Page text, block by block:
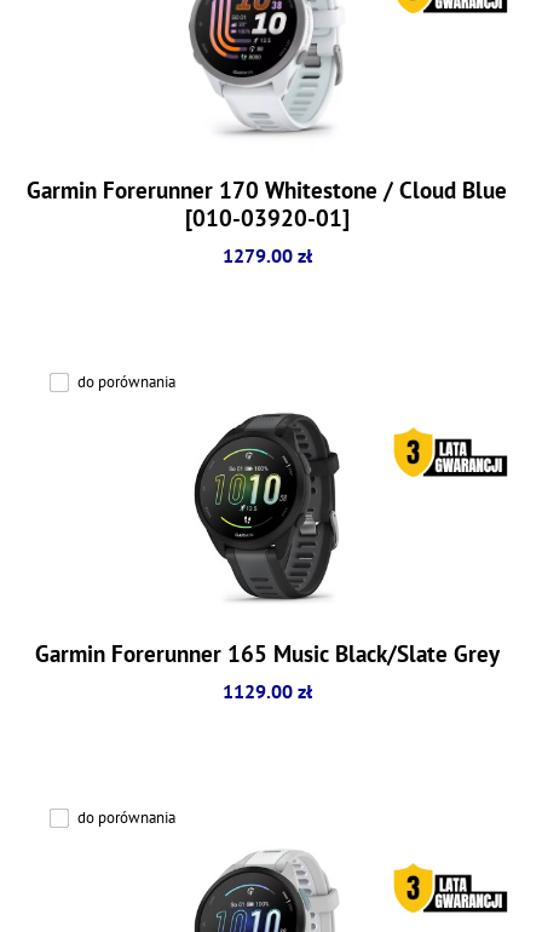
Garmin Forerunner 170 Whitestone / Cloud Blue
[010-03920-01]
1279.00 zł
do porównania
Garmin Forerunner 165 Music Black/Slate Grey
1129.00 zł
do porównania